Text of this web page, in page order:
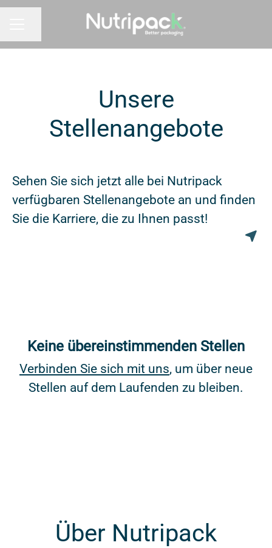
Unsere
Stellenangebote
Sehen Sie sich jetzt alle bei Nutripack
verfügbaren Stellenangebote an und finden
Sie die Karriere, die zu Ihnen passt!
Keine übereinstimmenden Stellen
Verbinden Sie sich mit uns, um über neue
Stellen auf dem Laufenden zu bleiben.
Über Nutripack